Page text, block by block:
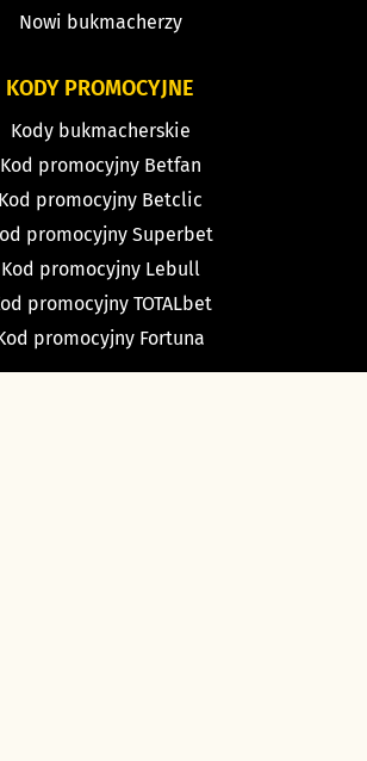
Nowi bukmacherzy
KODY PROMOCYJNE
Kody bukmacherskie
Kod promocyjny Betfan
Kod promocyjny Betclic
promocyjny Superbet
Kod promocyjny Lebull
promocyjny TOTALbet
promocyjny Fortuna